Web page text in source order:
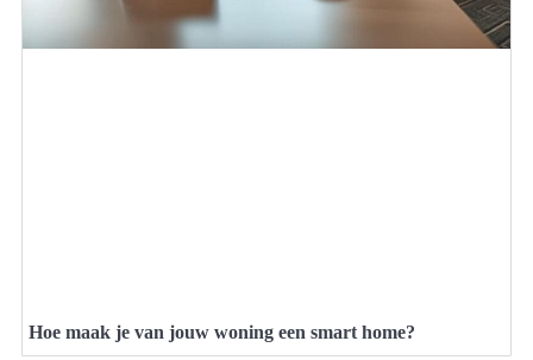
Hoe maak je van jouw woning een smart home?